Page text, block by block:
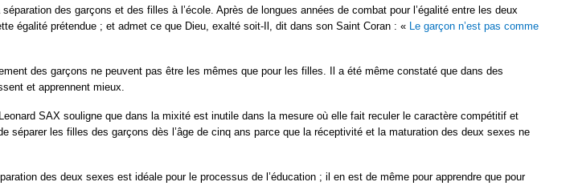
des garçons et des filles à l’école. Après de longues années de combat pour l’égalité entre les deux
égalité prétendue ; et admet ce que Dieu, exalté soit-Il, dit dans son Saint Coran : « Le garçon n’est pas comme
des garçons ne peuvent pas être les mêmes que pour les filles. Il a été même constaté que dans des
et apprennent mieux.
SAX souligne que dans la mixité est inutile dans la mesure où elle fait reculer le caractère compétitif et
séparer les filles des garçons dès l’âge de cinq ans parce que la réceptivité et la maturation des deux sexes ne
des deux sexes est idéale pour le processus de l’éducation ; il en est de même pour apprendre que pour